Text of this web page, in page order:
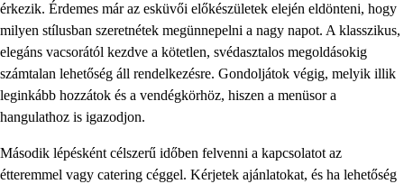
érkezik. Érdemes már az esküvői előkészületek elején eldönteni, hogy
milyen stílusban szeretnétek megünnepelni a nagy napot. A klasszikus,
elegáns vacsorától kezdve a kötetlen, svédasztalos megoldásokig
számtalan lehetőség áll rendelkezésre. Gondoljátok végig, melyik illik
leginkább hozzátok és a vendégkörhöz, hiszen a menüsor a
hangulathoz is igazodjon.
Második lépésként célszerű időben felvenni a kapcsolatot az
étteremmel vagy catering céggel. Kérjetek ajánlatokat, és ha lehetőség